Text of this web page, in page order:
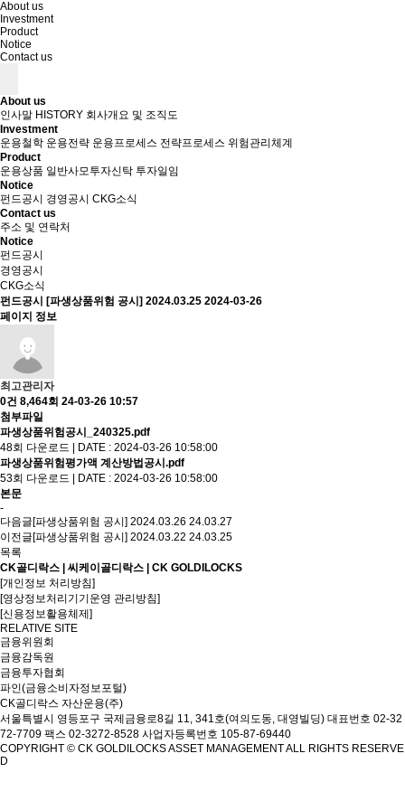
About us
Investment
Product
Notice
Contact us
About us
인사말 HISTORY 회사개요 및 조직도
Investment
운용철학 운용전략 운용프로세스 전략프로세스 위험관리체계
Product
운용상품 일반사모투자신탁 투자일임
Notice
펀드공시
경영공시 CKG소식
Contact us
주소 및 연락처
Notice
펀드공시
경영공시
CKG소식
펀드공시
[파생상품위험 공시] 2024.03.25 2024-03-26
페이지 정보
최고관리자
0건 8,464회 24-03-26 10:57
첨부파일
파생상품위험공시_240325.pdf
48회 다운로드 | DATE : 2024-03-26 10:58:00
파생상품위험평가액 계산방법공시.pdf
53회 다운로드 | DATE : 2024-03-26 10:58:00
본문
-
다음글[파생상품위험 공시] 2024.03.26 24.03.27
이전글[파생상품위험 공시] 2024.03.22 24.03.25
목록
CK골디락스 | 씨케이골디락스 | CK GOLDILOCKS
[개인정보 처리방침]
[영상정보처리기기운영 관리방침]
[신용정보활용체제]
RELATIVE SITE
금융위원회
금융감독원
금융투자협회
파인(금융소비자정보포털)
CK골디락스 자산운용(주)
서울특별시 영등포구 국제금융로8길 11, 341호(여의도동, 대영빌딩) 대표번호 02-32
72-7709 팩스 02-3272-8528 사업자등록번호 105-87-69440
COPYRIGHT © CK GOLDILOCKS ASSET MANAGEMENT ALL RIGHTS RESERVE
D